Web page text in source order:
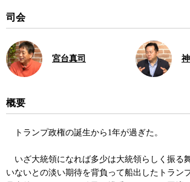
著書
移民大国アメリカ
司会
宮台真司
概要
トランプ政権の誕生から1年が過ぎた。
いざ大統領になれば多少は大統領らしく振る
いないとの淡い期待を背負って船出したトラン